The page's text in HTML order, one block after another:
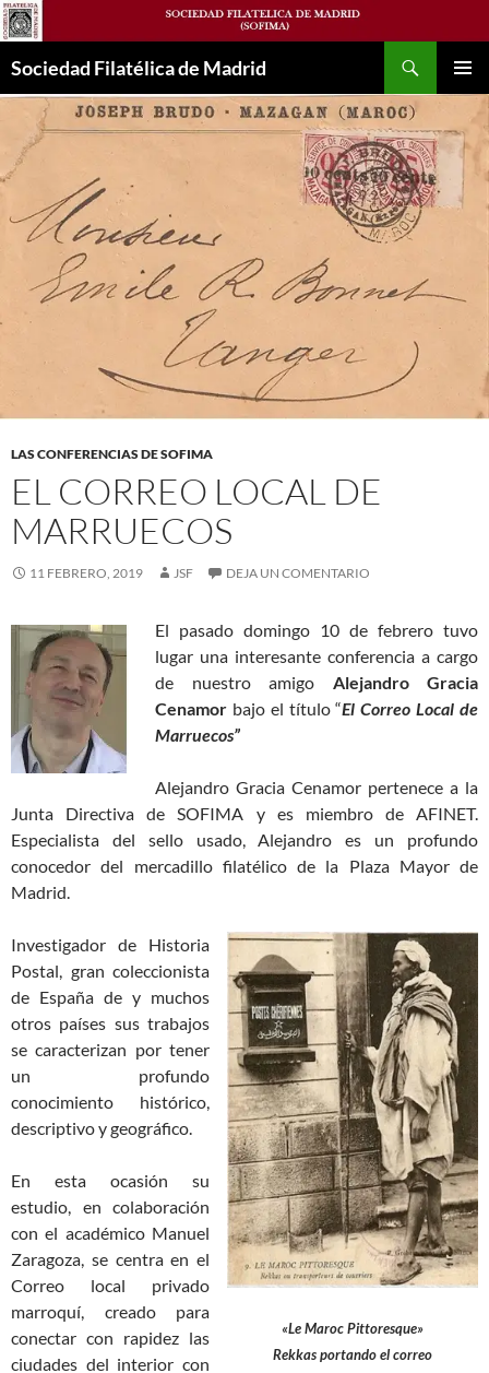
Saltar
al
contenido
Sociedad Filatélica de Madrid
LAS CONFERENCIAS DE SOFIMA
EL CORREO LOCAL DE
MARRUECOS
11 FEBRERO, 2019 JSF DEJA UN COMENTARIO
El pasado domingo 10 de febrero tuvo
lugar una interesante conferencia a cargo
de nuestro amigo Alejandro Gracia
Cenamor bajo el título “El Correo Local de
Marruecos”
Alejandro Gracia Cenamor pertenece a la
Junta Directiva de SOFIMA y es miembro de AFINET.
Especialista del sello usado, Alejandro es un profundo
conocedor del mercadillo filatélico de la Plaza Mayor de
Madrid.
«Le Maroc Pittoresque»
Rekkas portando el correo
Investigador de Historia
Postal, gran coleccionista
de España de y muchos
otros países sus trabajos
se caracterizan por tener
un profundo
conocimiento histórico,
descriptivo y geográfico.
En esta ocasión su
estudio, en colaboración
con el académico Manuel
Zaragoza, se centra en el
Correo local privado
marroquí, creado para
conectar con rapidez las
ciudades del interior con